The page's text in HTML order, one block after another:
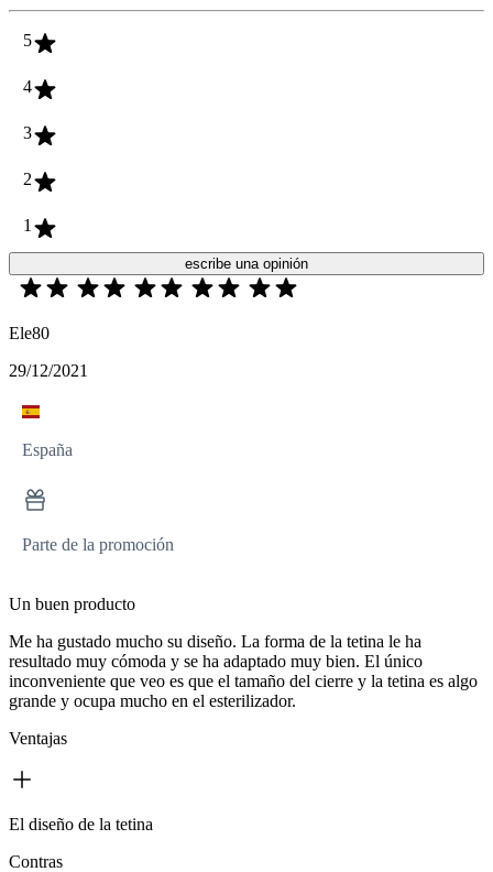
5
4
3
2
1
escribe una opinión
Ele80
29/12/2021
España
Parte de la promoción
Un buen producto
Me ha gustado mucho su diseño. La forma de la tetina le ha
resultado muy cómoda y se ha adaptado muy bien. El único
inconveniente que veo es que el tamaño del cierre y la tetina es algo
grande y ocupa mucho en el esterilizador.
Ventajas
El diseño de la tetina
Contras